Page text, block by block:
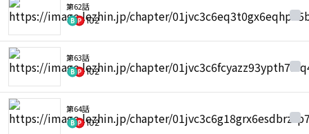
第62話
102
第63話
102
第64話
102